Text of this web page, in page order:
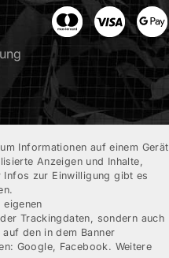
Informationen auf einem Gerät
Anzeigen und Inhalte,
Infos zur Einwilligung gibt es
Trackingdaten, sondern auch
den in dem Banner
Google, Facebook. Weitere